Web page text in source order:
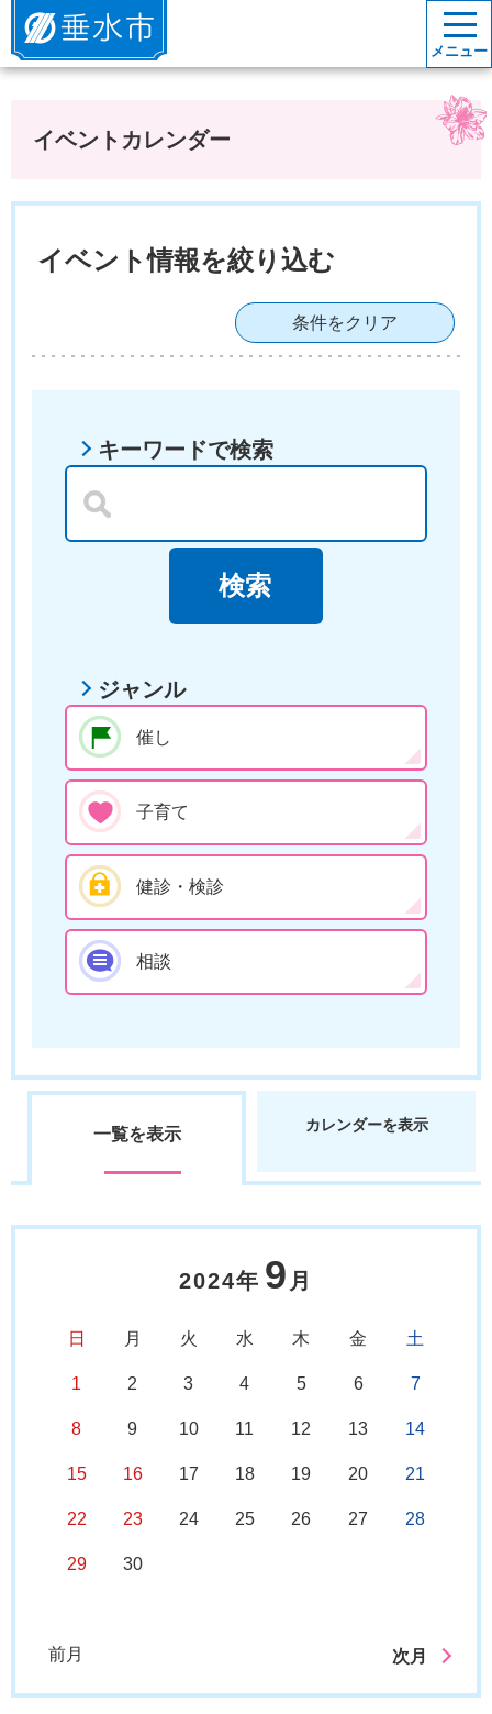
垂水市
メニュー
イベントカレンダー
イベント情報を絞り込む
条件をクリア
キーワードで検索
ジャンル
催し
子育て
健診・検診
相談
一覧を表示 カレンダーを表示
2024年 9 月
日 月 火 水 木 金 土
1 2 3 4 5 6 7
8 9 10 11 12 13 14
15 16 17 18 19 20 21
22 23 24 25 26 27 28
29 30
前月 次月